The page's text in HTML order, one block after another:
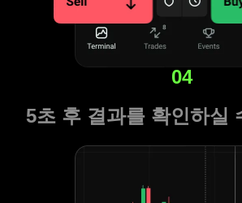
04
5초 후 결과를 확인하실